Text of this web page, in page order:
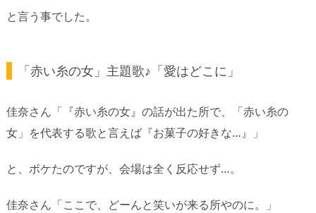
と言う事でした。
「赤い糸の女」主題歌♪「愛はどこに」
佳奈さん「『赤い糸の女』の話が出た所で、「赤い糸の
女」を代表する歌と言えば『お菓子の好きな…』」
と、ボケたのですが、会場は全く反応せず…。
佳奈さん「ここで、どーんと笑いが来る所やのに。」